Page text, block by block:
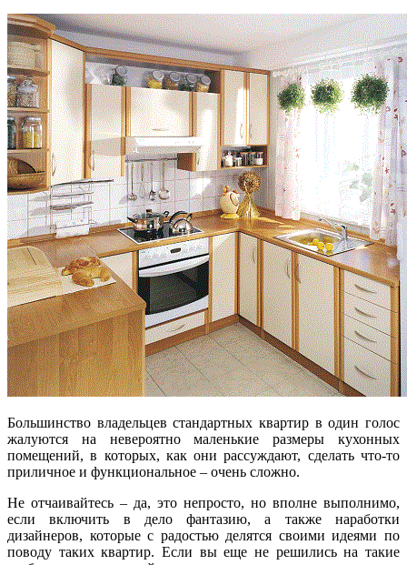
Большинство владельцев стандартных квартир в один голос
жалуются на невероятно маленькие размеры кухонных
помещений, в которых, как они рассуждают, сделать что-то
приличное и функциональное – очень сложно.
Не отчаивайтесь – да, это непросто, но вполне выполнимо,
если включить в дело фантазию, а также наработки
дизайнеров, которые с радостью делятся своими идеями по
поводу таких квартир. Если вы еще не решились на такие